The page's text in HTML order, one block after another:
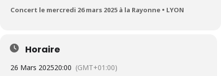
Concert le mercredi 26 mars 2025 à la Rayonne • LYON
Horaire
26 Mars 202520:00 (GMT+01:00)